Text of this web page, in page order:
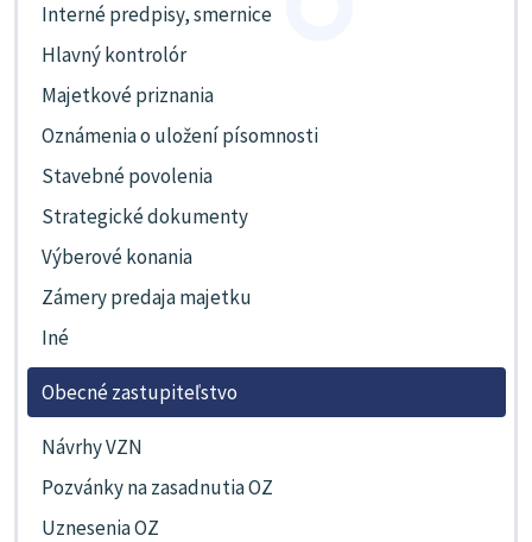
Interné predpisy, smernice
Hlavný kontrolór
Majetkové priznania
Oznámenia o uložení písomnosti
Stavebné povolenia
Strategické dokumenty
Výberové konania
Zámery predaja majetku
Iné
Obecné zastupiteľstvo
Návrhy VZN
Pozvánky na zasadnutia OZ
Uznesenia OZ